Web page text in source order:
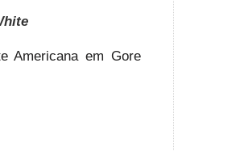
Americana em Gore